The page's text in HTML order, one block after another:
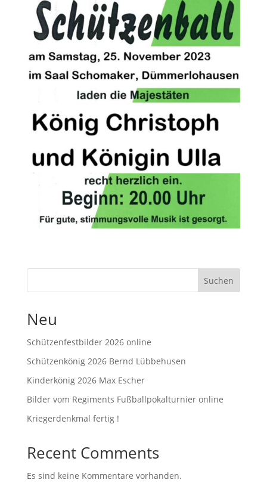
Suchen
Neu
Schützenfestbilder 2026 online
Schützenkönig 2026 Bernd Lübbehusen
Kinderkönig 2026 Max Escher
Bilder vom Regiments Fußballpokalturnier online
Kriegerdenkmal fertig !
Recent Comments
Es sind keine Kommentare vorhanden.